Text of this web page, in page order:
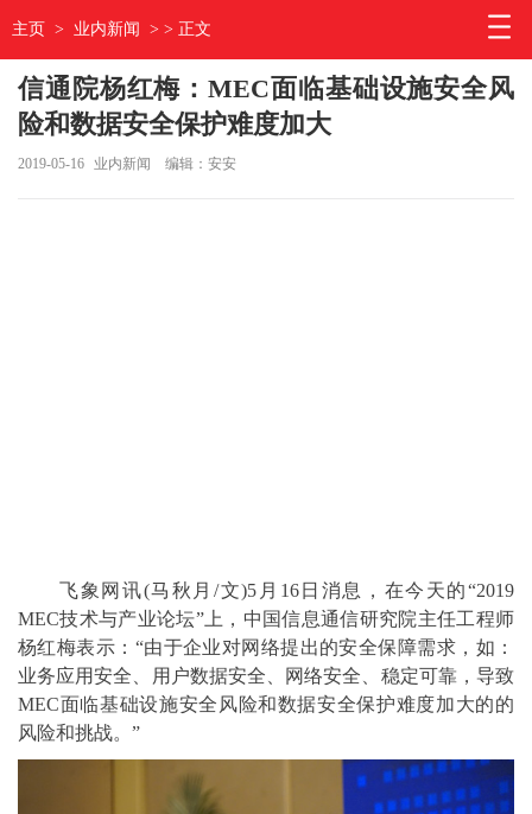
主页 > 业内新闻 > > 正文
信通院杨红梅：MEC面临基础设施安全风
险和数据安全保护难度加大
2019-05-16 业内新闻 编辑：安安
飞象网讯(马秋月/文)5月16日消息，在今天的“2019
MEC技术与产业论坛”上，中国信息通信研究院主任工程师
杨红梅表示：“由于企业对网络提出的安全保障需求，如：
业务应用安全、用户数据安全、网络安全、稳定可靠，导致
MEC面临基础设施安全风险和数据安全保护难度加大的的
风险和挑战。”